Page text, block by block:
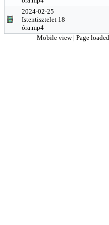
2024-02-25
Istentisztelet 18
óra.mp4
Mobile view | Page